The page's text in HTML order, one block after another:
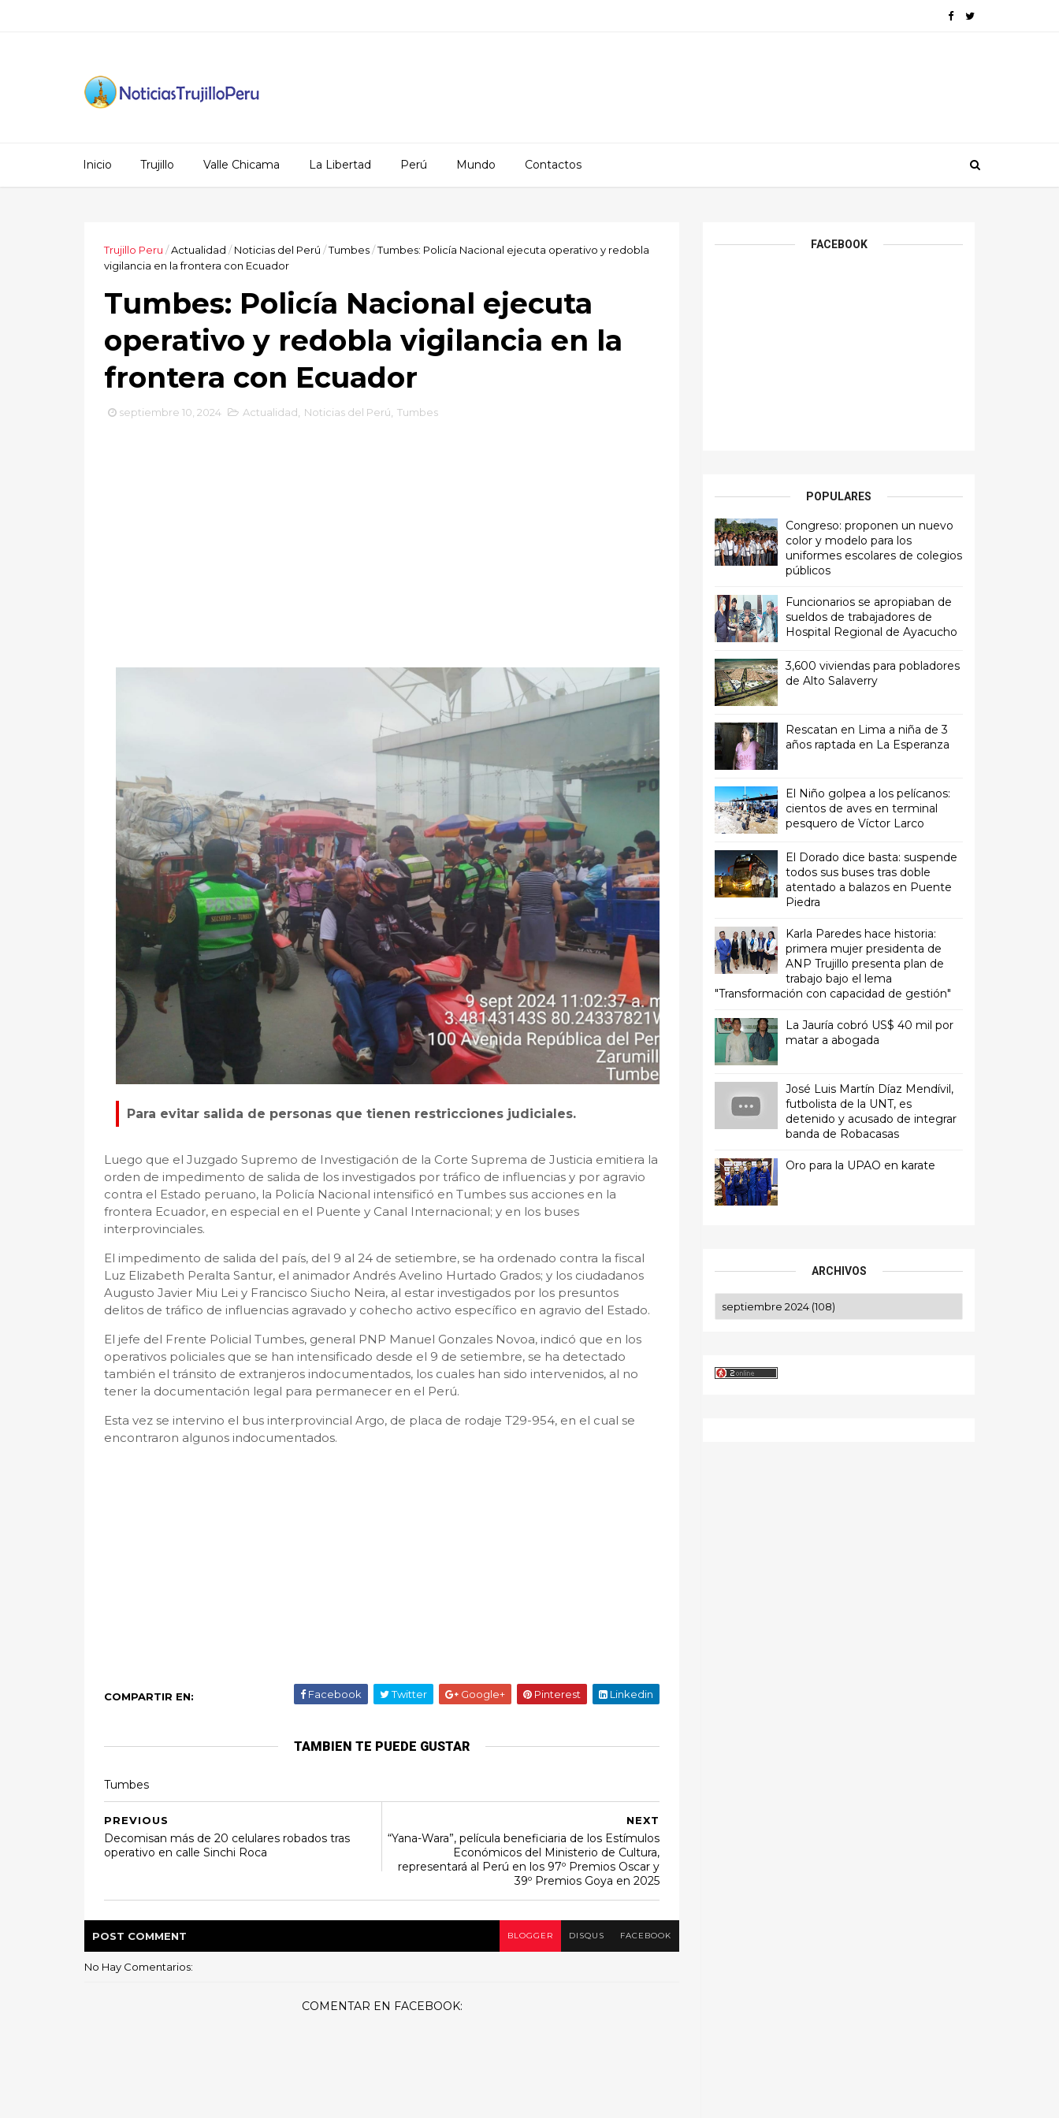
Inicio Trujillo Valle Chicama La Libertad Perú Mundo Contactos
Trujillo Peru /Actualidad / Noticias del Perú /Tumbes/Tumbes: Policía Nacional ejecuta operativo y redobla
vigilancia en la frontera con Ecuador
Tumbes: Policía Nacional ejecuta
operativo y redobla vigilancia en la
frontera con Ecuador
septiembre 10, 2024 Actualidad Noticias del Perú Tumbes
Para evitar salida de personas que tienen restricciones judiciales.
Luego que el Juzgado Supremo de Investigación de la Corte Suprema de Justicia emitiera la
orden de impedimento de salida de los investigados por tráfico de influencias y por agravio
contra el Estado peruano, la Policía Nacional intensificó en Tumbes sus acciones en la
frontera Ecuador, en especial en el Puente y Canal Internacional; y en los buses
interprovinciales.
El impedimento de salida del país, del 9 al 24 de setiembre, se ha ordenado contra la fiscal
Luz Elizabeth Peralta Santur, el animador Andrés Avelino Hurtado Grados; y los ciudadanos
Augusto Javier Miu Lei y Francisco Siucho Neira, al estar investigados por los presuntos
delitos de tráfico de influencias agravado y cohecho activo específico en agravio del Estado.
El jefe del Frente Policial Tumbes, general PNP Manuel Gonzales Novoa, indicó que en los
operativos policiales que se han intensificado desde el 9 de setiembre, se ha detectado
también el tránsito de extranjeros indocumentados, los cuales han sido intervenidos, al no
tener la documentación legal para permanecer en el Perú.
Esta vez se intervino el bus interprovincial Argo, de placa de rodaje T29-954, en el cual se
encontraron algunos indocumentados.
COMPARTIR EN: Facebook Twitter Google+ Pinterest Linkedin
TAMBIEN TE PUEDE GUSTAR
Tumbes
NEXT
“Yana-Wara”, película beneficiaria de los Estímulos
Económicos del Ministerio de Cultura,
representará al Perú en los 97º Premios Oscar y
39º Premios Goya en 2025
PREVIOUS
Decomisan más de 20 celulares robados tras
operativo en calle Sinchi Roca
POST COMMENT BLOGGER DISQUS FACEBOOK
No Hay Comentarios:
COMENTAR EN FACEBOOK:
FACEBOOK
POPULARES
Congreso: proponen un nuevo
color y modelo para los
uniformes escolares de colegios
públicos
Funcionarios se apropiaban de
sueldos de trabajadores de
Hospital Regional de Ayacucho
3,600 viviendas para pobladores
de Alto Salaverry
Rescatan en Lima a niña de 3
años raptada en La Esperanza
El Niño golpea a los pelícanos:
cientos de aves en terminal
pesquero de Víctor Larco
El Dorado dice basta: suspende
todos sus buses tras doble
atentado a balazos en Puente
Piedra
Karla Paredes hace historia:
primera mujer presidenta de
ANP Trujillo presenta plan de
trabajo bajo el lema
"Transformación con capacidad de gestión"
La Jauría cobró US$ 40 mil por
matar a abogada
José Luis Martín Díaz Mendívil,
futbolista de la UNT, es
detenido y acusado de integrar
banda de Robacasas
Oro para la UPAO en karate
ARCHIVOS